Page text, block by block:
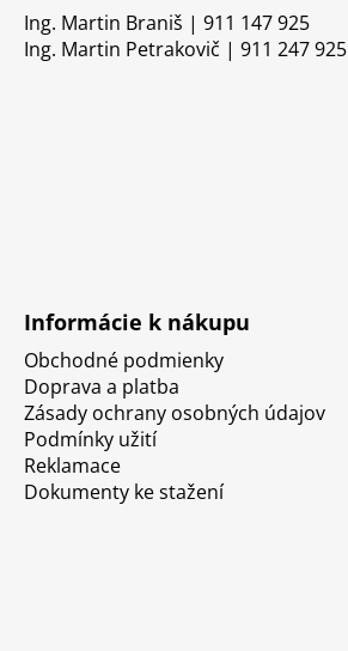
Ing. Martin Braniš | 911 147 925
Ing. Martin Petrakovič | 911 247 925
Informácie k nákupu
Obchodné podmienky
Doprava a platba
Zásady ochrany osobných údajov
Podmínky užití
Reklamace
Dokumenty ke stažení